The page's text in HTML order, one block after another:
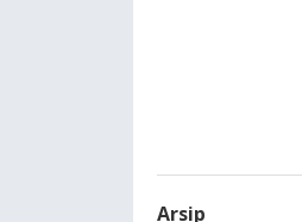
Arsip